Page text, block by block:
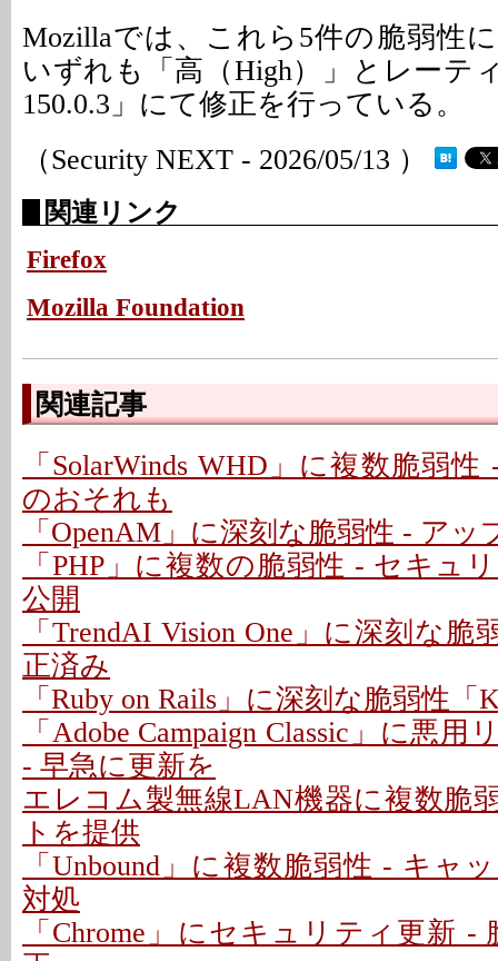
Mozillaでは、これら5件の脆弱性
いずれも「高（High）」とレーテ
150.0.3」にて修正を行っている。
（Security NEXT - 2026/05/13 ）
関連リンク
Firefox
Mozilla Foundation
関連記事
「SolarWinds WHD」に複数脆弱
のおそれも
「OpenAM」に深刻な脆弱性 - ア
「PHP」に複数の脆弱性 - セキュ
公開
「TrendAI Vision One」に深刻な脆
正済み
「Ruby on Rails」に深刻な脆弱性「
「Adobe Campaign Classic」に悪
- 早急に更新を
エレコム製無線LAN機器に複数脆
トを提供
「Unbound」に複数脆弱性 - キャ
対処
「Chrome」にセキュリティ更新 -